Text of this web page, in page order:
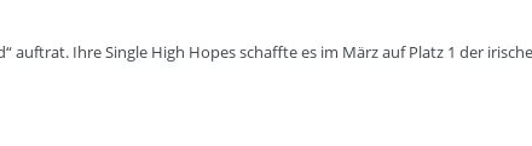
Ihre Single High Hopes schaffte es im März auf Platz 1 der